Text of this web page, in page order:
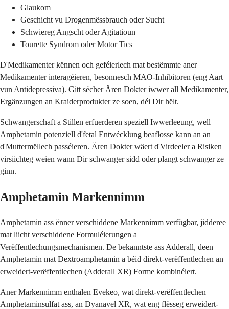
Glaukom
Geschicht vu Drogenmëssbrauch oder Sucht
Schwiereg Angscht oder Agitatioun
Tourette Syndrom oder Motor Tics
D'Medikamenter kënnen och geféierlech mat bestëmmte aner
Medikamenter interagéieren, besonnesch MAO-Inhibitoren (eng Aart
vun Antidepressiva). Gitt sécher Ären Dokter iwwer all Medikamenter,
Ergänzungen an Kraiderprodukter ze soen, déi Dir hëlt.
Schwangerschaft a Stillen erfuerderen speziell Iwwerleeung, well
Amphetamin potenziell d'fetal Entwécklung beaflosse kann an an
d'Muttermëllech passéieren. Ären Dokter wäert d'Virdeeler a Risiken
virsiichteg weien wann Dir schwanger sidd oder plangt schwanger ze
ginn.
Amphetamin Markennimm
Amphetamin ass ënner verschiddene Markennimm verfügbar, jidderee
mat liicht verschiddene Formuléierungen a
Verëffentlechungsmechanismen. De bekanntste ass Adderall, deen
Amphetamin mat Dextroamphetamin a béid direkt-verëffentlechen an
erweidert-verëffentlechen (Adderall XR) Forme kombinéiert.
Aner Markennimm enthalen Evekeo, wat direkt-verëffentlechen
Amphetaminsulfat ass, an Dyanavel XR, wat eng flësseg erweidert-